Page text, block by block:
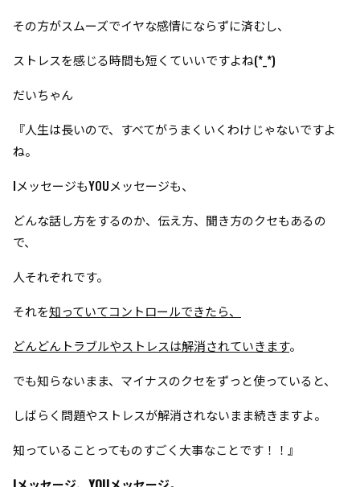
その方がスムーズでイヤな感情にならずに済むし、
ストレスを感じる時間も短くていいですよね(*_*)
だいちゃん
『人生は長いので、すべてがうまくいくわけじゃないですよ
ね。
IメッセージもYOUメッセージも、
どんな話し方をするのか、伝え方、聞き方のクセもあるの
で、
人それぞれです。
それを知っていてコントロールできたら、
どんどんトラブルやストレスは解消されていきます。
でも知らないまま、マイナスのクセをずっと使っていると、
しばらく問題やストレスが解消されないまま続きますよ。
知っていることってものすごく大事なことです！！』